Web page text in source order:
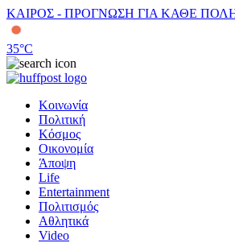
ΚΑΙΡΟΣ - ΠΡΟΓΝΩΣΗ ΓΙΑ ΚΑΘΕ
35°C
Κοινωνία
Πολιτική
Κόσμος
Οικονομία
Άποψη
Life
Entertainment
Πολιτισμός
Αθλητικά
Video